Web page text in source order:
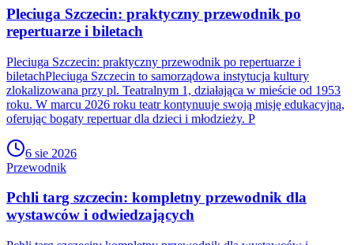
Pleciuga Szczecin: praktyczny przewodnik po
repertuarze i biletach
Pleciuga Szczecin: praktyczny przewodnik po repertuarze i
biletachPleciuga Szczecin to samorządowa instytucja kultury
zlokalizowana przy pl. Teatralnym 1, działająca w mieście od 1953
roku. W marcu 2026 roku teatr kontynuuje swoją misję edukacyjną,
oferując bogaty repertuar dla dzieci i młodzieży. P
6 sie 2026
Przewodnik
Pchli targ szczecin: kompletny przewodnik dla
wystawców i odwiedzających